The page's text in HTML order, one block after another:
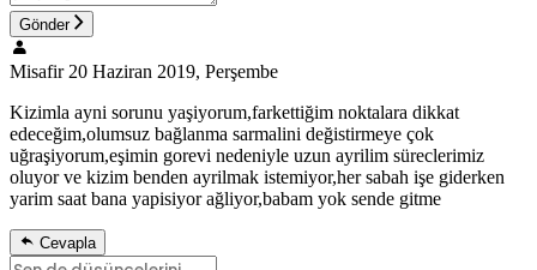
Gönder
Misafir 20 Haziran 2019, Perşembe
Kizimla ayni sorunu yaşiyorum,farkettiğim noktalara dikkat
edeceğim,olumsuz bağlanma sarmalini değistirmeye çok
uğraşiyorum,eşimin gorevi nedeniyle uzun ayrilim süreclerimiz
oluyor ve kizim benden ayrilmak istemiyor,her sabah işe giderken
yarim saat bana yapisiyor ağliyor,babam yok sende gitme
Cevapla